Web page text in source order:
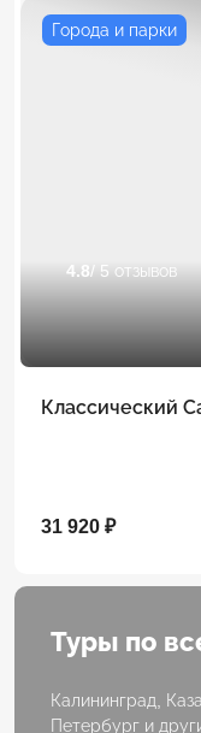
Города и парки
4.8/ 5 отзывов
Классический
31 920 ₽
Туры по
Калининград,
Петербург и